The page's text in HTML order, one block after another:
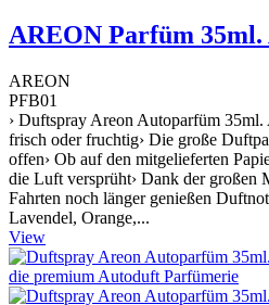
AREON Parfüm
AREON
PFB01
› Duftspray Areon Autoparfüm
frisch oder fruchtig› Die große
offen› Ob auf den mitgelieferten
die Luft versprüht› Dank der großen
Fahrten noch länger genießen
Lavendel, Orange,...
View